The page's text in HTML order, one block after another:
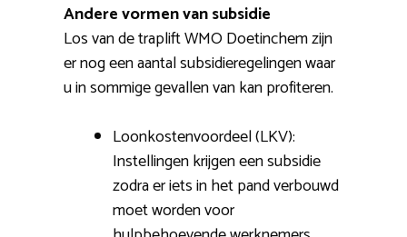
Andere vormen van subsidie
Los van de traplift WMO Doetinchem zijn
er nog een aantal subsidieregelingen waar
u in sommige gevallen van kan profiteren.
Loonkostenvoordeel (LKV):
Instellingen krijgen een subsidie
zodra er iets in het pand verbouwd
moet worden voor